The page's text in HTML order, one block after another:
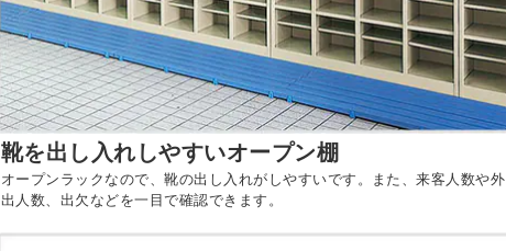
靴を出し入れしやすいオープン棚
オープンラックなので、靴の出し入れがしやすいです。また、来客人数や外
出人数、出欠などを一目で確認できます。